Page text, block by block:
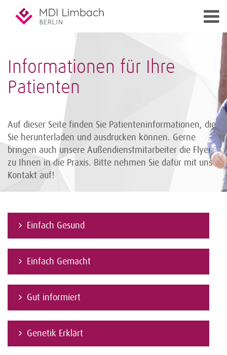
Informationen für Ihre
Patienten
Auf dieser Seite finden Sie Patienteninformationen, die
Sie herunterladen und ausdrucken können. Gerne
bringen auch unsere Außendienst­mitarbeiter die Flyer
zu Ihnen in die Praxis. Bitte nehmen Sie dafür mit uns
Kontakt auf!
Einfach Gesund
Einfach Gemacht
Gut informiert
Genetik Erklärt